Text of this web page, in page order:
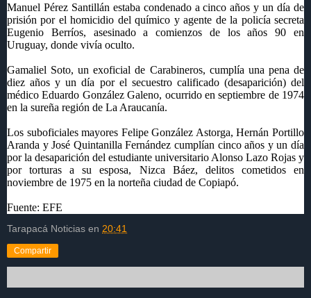
Manuel Pérez Santillán estaba condenado a cinco años y un día de
prisión por el homicidio del químico y agente de la policía secreta
Eugenio Berríos, asesinado a comienzos de los años 90 en
Uruguay, donde vivía oculto.
Gamaliel Soto, un exoficial de Carabineros, cumplía una pena de
diez años y un día por el secuestro calificado (desaparición) del
médico Eduardo González Galeno, ocurrido en septiembre de 1974
en la sureña región de La Araucanía.
Los suboficiales mayores Felipe González Astorga, Hernán Portillo
Aranda y José Quintanilla Fernández cumplían cinco años y un día
por la desaparición del estudiante universitario Alonso Lazo Rojas y
por torturas a su esposa, Nizca Báez, delitos cometidos en
noviembre de 1975 en la norteña ciudad de Copiapó.
Fuente: EFE
Tarapacá Noticias en 20:41
Compartir